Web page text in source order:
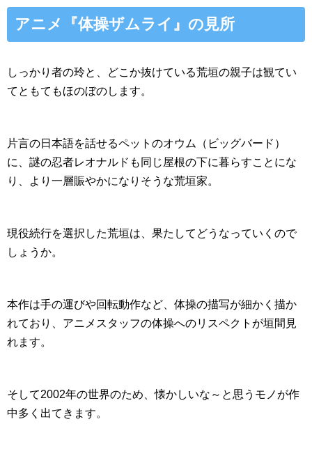
アニメ『体操ザムライ』の見所
しっかり者の玲と、どこか抜けている荒垣の親子は観てい
てともてもほのぼのします。
片言の日本語を話せるペットのオウム（ビッグバード）
に、謎の忍者レオナルドも同じ屋根の下に暮らすことにな
り、より一層賑やかになりそうな荒垣家。
現役続行を選択した荒垣は、果たしてどうなっていくので
しょうか。
本作は手の運びや回転動作など、体操の描写が細かく描か
れており、アニメスタッフの体操へのリスペクトが垣間見
れます。
そして2002年の世界のため、懐かしいな～と思うモノが作
中多く出てきます。